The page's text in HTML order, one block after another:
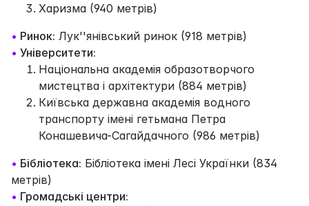
Харизма (940 метрів)
• Ринок: Лук''янівський ринок (918 метрів)
• Університети:
Національна академія образотворчого
мистецтва і архітектури (884 метрів)
Київська державна академія водного
транспорту імені гетьмана Петра
Конашевича-Сагайдачного (986 метрів)
• Бібліотека: Бібліотека імені Лесі Українки (834
метрів)
• Громадські центри: